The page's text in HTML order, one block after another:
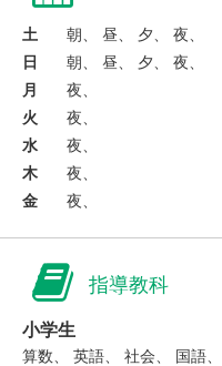
土
朝、 昼、 夕、 夜、
日
朝、 昼、 夕、 夜、
月
夜、
火
夜、
水
夜、
木
夜、
金
夜、
指導教科
小学生
算数、 英語、 社会、 国語、